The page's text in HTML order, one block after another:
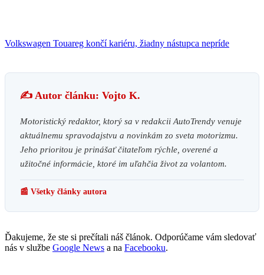
Volkswagen Touareg končí kariéru, žiadny nástupca nepríde
✍️ Autor článku: Vojto K.
Motoristický redaktor, ktorý sa v redakcii AutoTrendy venuje
aktuálnemu spravodajstvu a novinkám zo sveta motorizmu.
Jeho prioritou je prinášať čitateľom rýchle, overené a
užitočné informácie, ktoré im uľahčia život za volantom.
📰 Všetky články autora
Ďakujeme, že ste si prečítali náš článok. Odporúčame vám sledovať
nás v službe Google News a na Facebooku.